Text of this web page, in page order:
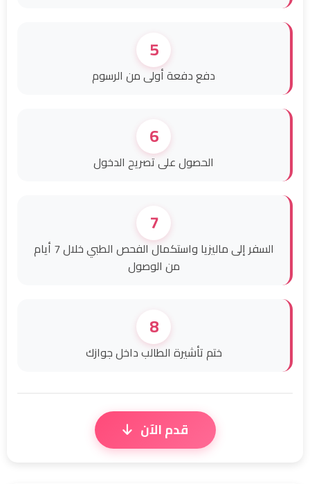
5
دفع دفعة أولى من الرسوم
6
الحصول على تصريح الدخول
7
السفر إلى ماليزيا واستكمال الفحص الطبي خلال 7 أيام
من الوصول
8
ختم تأشيرة الطالب داخل جوازك
قدم الآن